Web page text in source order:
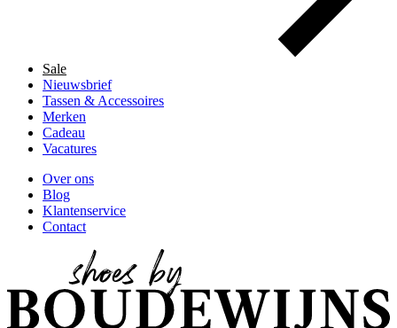
Sale
Nieuwsbrief
Tassen & Accessoires
Merken
Cadeau
Vacatures
Over ons
Blog
Klantenservice
Contact